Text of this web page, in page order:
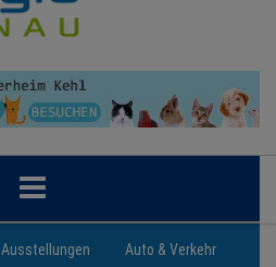
Ausstellungen Auto & Verkehr